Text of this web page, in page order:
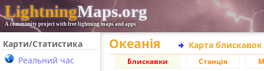
LightningMaps.org
A community project with free lightning maps and apps
Карти/Статистика
Реальний час
Океанія Карта
Блискавки Станція